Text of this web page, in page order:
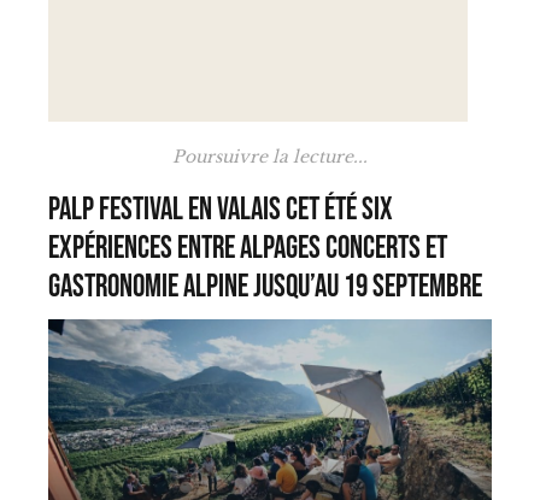
Poursuivre la lecture...
PALP Festival en Valais cet été six
expériences entre alpages concerts et
gastronomie alpine jusqu’au 19 septembre